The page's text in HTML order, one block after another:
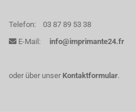
Telefon:
03 87 89 53 38
E-Mail:
info@imprimante24.fr
oder über unser Kontaktformular.